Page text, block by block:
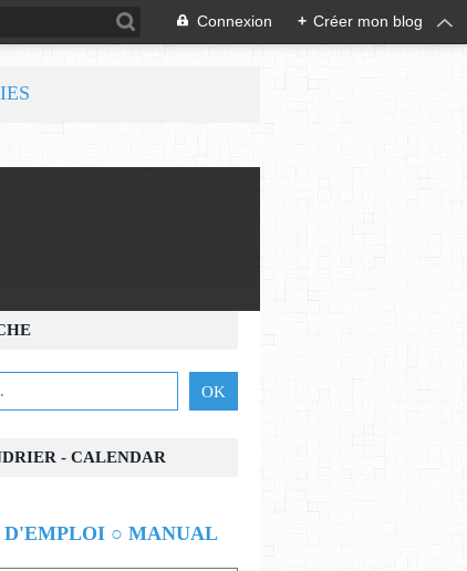
Connexion + Créer mon blog
- CALENDAR
D'EMPLOI ○ MANUAL